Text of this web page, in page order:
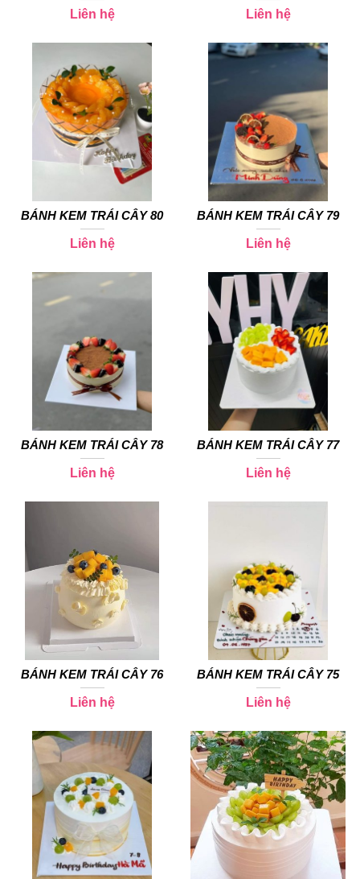
Liên hệ Liên hệ
BÁNH KEM TRÁI CÂY 80
Liên hệ
BÁNH KEM TRÁI CÂY 79
Liên hệ
BÁNH KEM TRÁI CÂY 78
Liên hệ
BÁNH KEM TRÁI CÂY 77
Liên hệ
BÁNH KEM TRÁI CÂY 76
Liên hệ
BÁNH KEM TRÁI CÂY 75
Liên hệ